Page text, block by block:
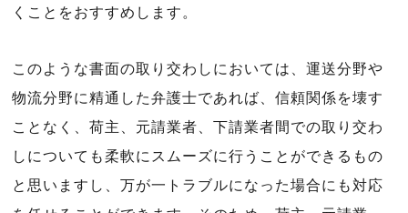
くことをおすすめします。
このような書面の取り交わしにおいては、運送分野や
物流分野に精通した弁護士であれば、信頼関係を壊す
ことなく、荷主、元請業者、下請業者間での取り交わ
しについても柔軟にスムーズに行うことができるもの
と思いますし、万が一トラブルになった場合にも対応